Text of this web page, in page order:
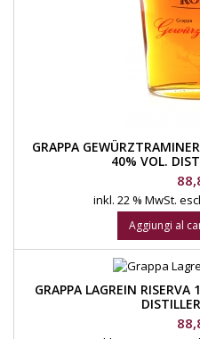
GRAPPA
40% VOL.
inkl. 22 % MwSt.
Aggiungi al
GRAPPA LAGREIN